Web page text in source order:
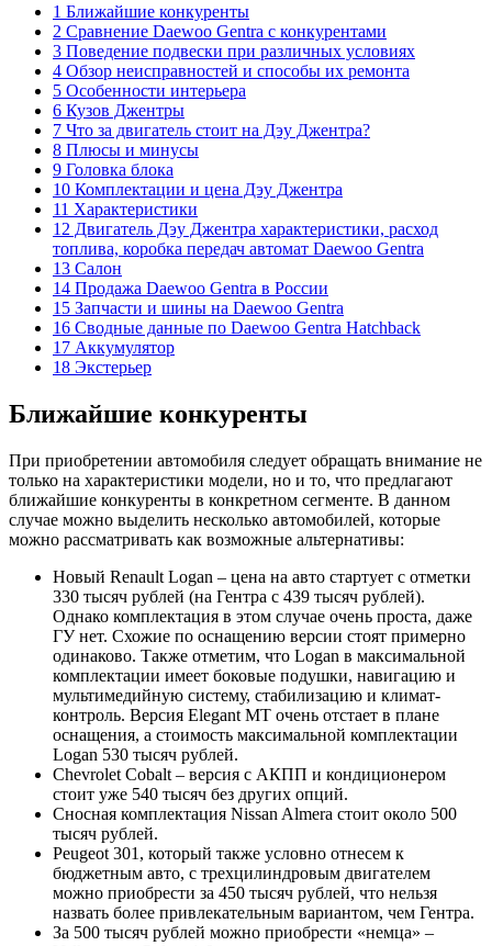
1 Ближайшие конкуренты
2 Сравнение Daewoo Gentra с конкурентами
3 Поведение подвески при различных условиях
4 Обзор неисправностей и способы их ремонта
5 Особенности интерьера
6 Кузов Джентры
7 Что за двигатель стоит на Дэу Джентра?
8 Плюсы и минусы
9 Головка блока
10 Комплектации и цена Дэу Джентра
11 Характеристики
12 Двигатель Дэу Джентра характеристики, расход
топлива, коробка передач автомат Daewoo Gentra
13 Салон
14 Продажа Daewoo Gentra в России
15 Запчасти и шины на Daewoo Gentra
16 Сводные данные по Daewoo Gentra Hatchback
17 Аккумулятор
18 Экстерьер
Ближайшие конкуренты
При приобретении автомобиля следует обращать внимание не
только на характеристики модели, но и то, что предлагают
ближайшие конкуренты в конкретном сегменте. В данном
случае можно выделить несколько автомобилей, которые
можно рассматривать как возможные альтернативы:
Новый Renault Logan – цена на авто стартует с отметки
330 тысяч рублей (на Гентра с 439 тысяч рублей).
Однако комплектация в этом случае очень проста, даже
ГУ нет. Схожие по оснащению версии стоят примерно
одинаково. Также отметим, что Logan в максимальной
комплектации имеет боковые подушки, навигацию и
мультимедийную систему, стабилизацию и климат-
контроль. Версия Elegant MT очень отстает в плане
оснащения, а стоимость максимальной комплектации
Logan 530 тысяч рублей.
Chevrolet Cobalt – версия с АКПП и кондиционером
стоит уже 540 тысяч без других опций.
Сносная комплектация Nissan Almera стоит около 500
тысяч рублей.
Peugeot 301, который также условно отнесем к
бюджетным авто, с трехцилиндровым двигателем
можно приобрести за 450 тысяч рублей, что нельзя
назвать более привлекательным вариантом, чем Гентра.
За 500 тысяч рублей можно приобрести «немца» –